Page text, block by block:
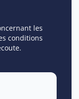
les
conditions